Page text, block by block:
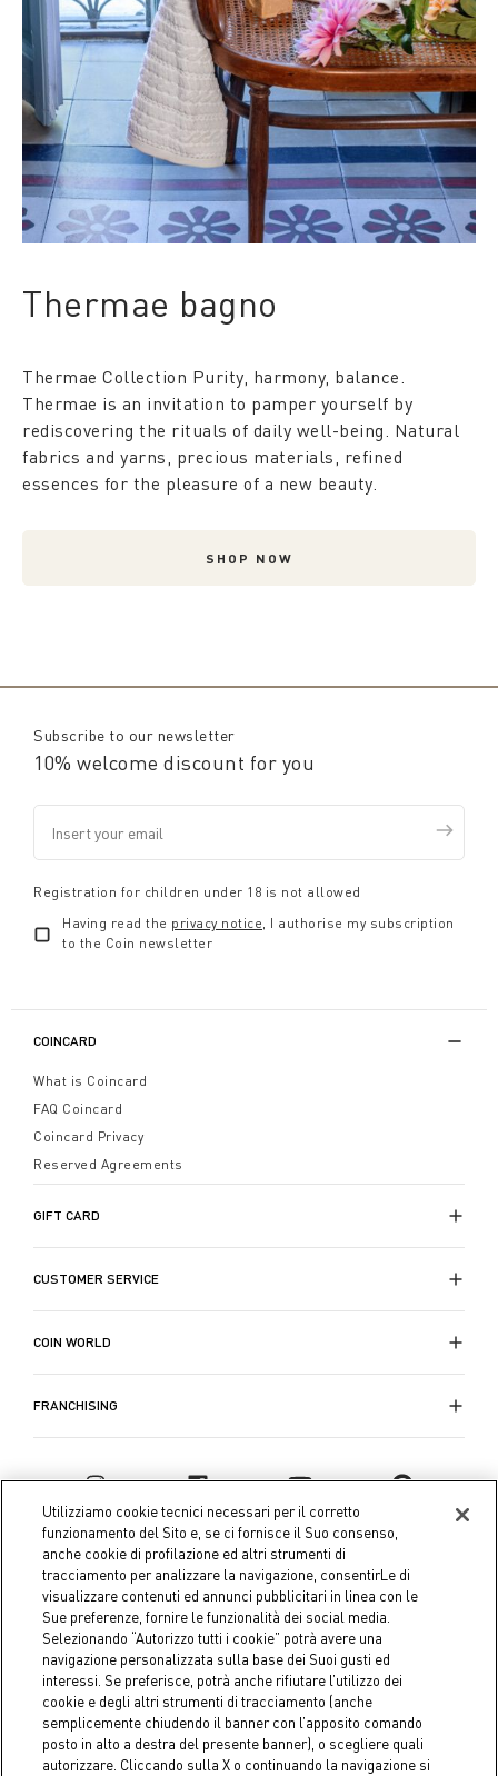
Thermae bagno
Thermae Collection Purity, harmony, balance.
Thermae is an invitation to pamper yourself by
rediscovering the rituals of daily well-being. Natural
fabrics and yarns, precious materials, refined
essences for the pleasure of a new beauty.
SHOP NOW
Subscribe to our newsletter
10% welcome discount for you
Registration for children under 18 is not allowed
Having read the privacy notice , I authorise my subscription
to the Coin newsletter
COINCARD
What is Coincard
FAQ Coincard
Coincard Privacy
Reserved Agreements
GIFT CARD
CUSTOMER SERVICE
COIN WORLD
FRANCHISING
Coin S.p.A. Tax code / VAT number 04391480276, share capital
€ 10.000.000,00 fully paid up
Company data Cookie Policy Privacy Policy Legal
Utilizziamo cookie tecnici necessari per il corretto
funzionamento del Sito e, se ci fornisce il Suo consenso,
anche cookie di profilazione ed altri strumenti di
tracciamento per analizzare la navigazione, consentirLe di
visualizzare contenuti ed annunci pubblicitari in linea con le
Sue preferenze, fornire le funzionalità dei social media.
Selezionando “Autorizzo tutti i cookie” potrà avere una
navigazione personalizzata sulla base dei Suoi gusti ed
interessi. Se preferisce, potrà anche rifiutare l’utilizzo dei
cookie e degli altri strumenti di tracciamento (anche
semplicemente chiudendo il banner con l’apposito comando
posto in alto a destra del presente banner), o scegliere quali
autorizzare. Cliccando sulla X o continuando la navigazione si